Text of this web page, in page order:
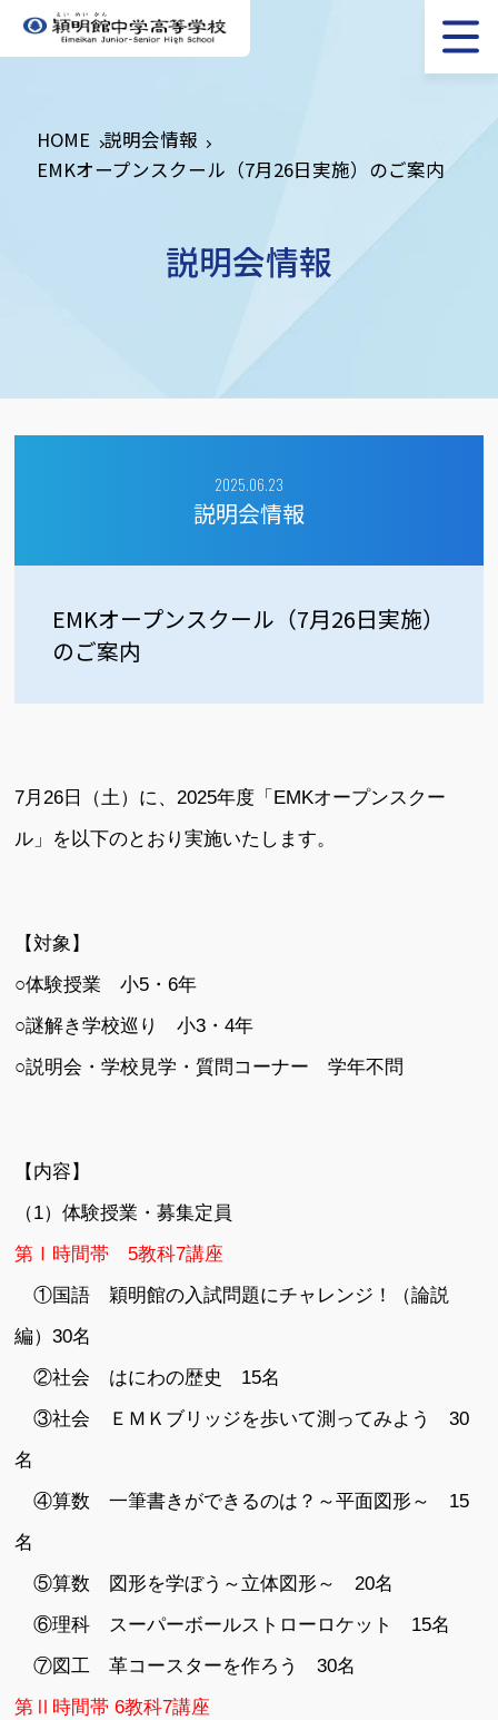
HOME 説明会情報
EMKオープンスクール（7月26日実施）のご案内
説明会情報
2025.06.23
説明会情報
EMKオープンスクール（7月26日実施）
のご案内
7月26日（土）に、2025年度「EMKオープンスクー
ル」を以下のとおり実施いたします。
【対象】
○体験授業 小5・6年
○謎解き学校巡り 小3・4年
○説明会・学校見学・質問コーナー 学年不問
【内容】
（1）体験授業・募集定員
第Ⅰ時間帯 5教科7講座
①国語 穎明館の入試問題にチャレンジ！（論説
編）30名
②社会 はにわの歴史 15名
③社会 ＥＭＫブリッジを歩いて測ってみよう 30
名
④算数 一筆書きができるのは？～平面図形～ 15
名
⑤算数 図形を学ぼう～立体図形～ 20名
⑥理科 スーパーボールストローロケット 15名
⑦図工 革コースターを作ろう 30名
第Ⅱ時間帯 6教科7講座